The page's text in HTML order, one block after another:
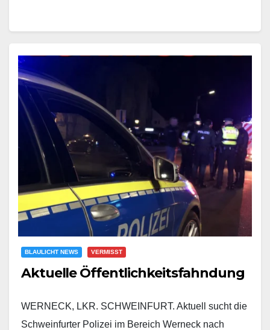
BLAULICHT NEWS VERMISST
Aktuelle Öffentlichkeitsfahndung
WERNECK, LKR. SCHWEINFURT. Aktuell sucht die
Schweinfurter Polizei im Bereich Werneck nach